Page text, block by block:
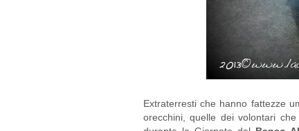
Extraterresti che hanno fattezze
orecchini, quelle dei volontari